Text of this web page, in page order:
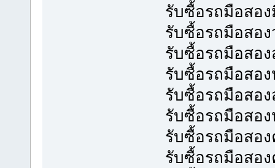
รับซื้อรถมือสอ
รับซื้อรถมือสอง
รับซื้อรถมือสอ
รับซื้อรถมือสอ
รับซื้อรถมือสอ
รับซื้อรถมือสอ
รับซื้อรถมือสอง
รับซื้อรถมือสอ